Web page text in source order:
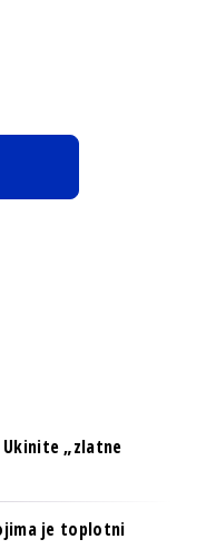
Ukinite „zlatne
je toplotni